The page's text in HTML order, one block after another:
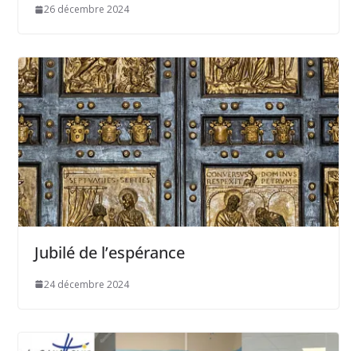
26 décembre 2024
Jubilé de l’espérance
24 décembre 2024